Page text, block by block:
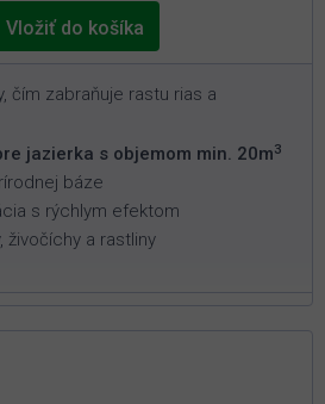
čím zabraňuje rastu rias a
jazierka s objemom min. 20m3
báze
s rýchlym efektom
živočíchy a rastliny